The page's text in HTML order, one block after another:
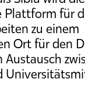
für
zu einem
Ort für den
Austausch